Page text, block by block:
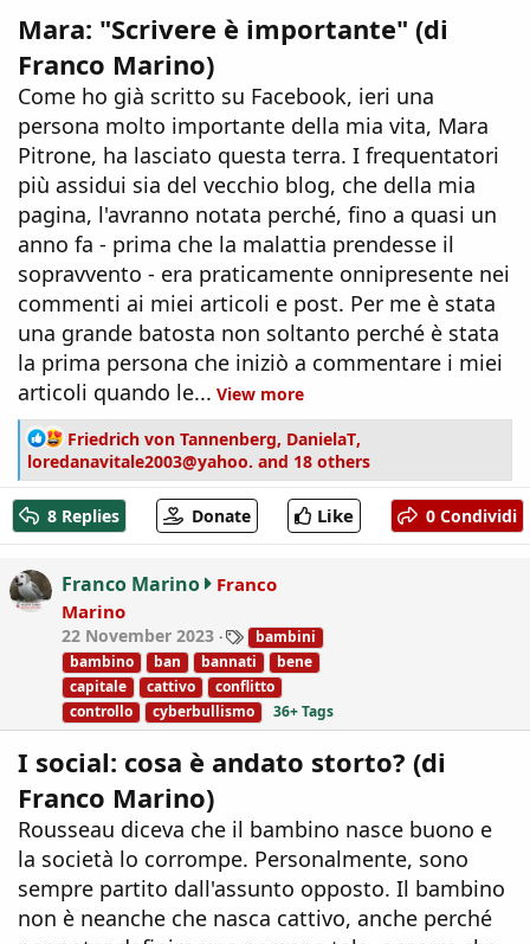
Mara: "Scrivere è importante" (di
Franco Marino)
Come ho già scritto su Facebook, ieri una
persona molto importante della mia vita, Mara
Pitrone, ha lasciato questa terra. I frequentatori
più assidui sia del vecchio blog, che della mia
pagina, l'avranno notata perché, fino a quasi un
anno fa - prima che la malattia prendesse il
sopravvento - era praticamente onnipresente nei
commenti ai miei articoli e post. Per me è stata
una grande batosta non soltanto perché è stata
la prima persona che iniziò a commentare i miei
articoli quando le... View more
R
e
a
c
t
i
o
n
s
:
Friedrich von Tannenberg, DanielaT,
loredanavitale2003@yahoo. and 18 others
8 Replies Donate Like 0 Condividi
Franco Marino
Franco
Marino
22 November 2023
T
a
g
s
bambini
bambino
ban bannati
bene
capitale
cattivo
conflitto
controllo
cyberbullismo 36+ Tags
I social: cosa è andato storto? (di
Franco Marino)
Rousseau diceva che il bambino nasce buono e
la società lo corrompe. Personalmente, sono
sempre partito dall'assunto opposto. Il bambino
non è neanche che nasca cattivo, anche perché